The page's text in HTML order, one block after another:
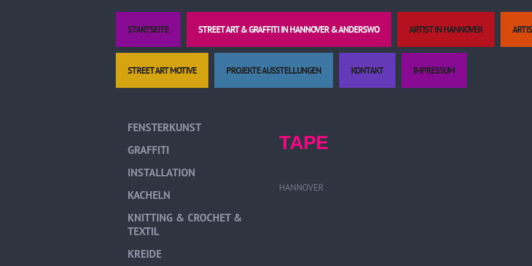
STARTSEITE STREET ART & GRAFFITI IN HANNOVER & ANDERSWO ARTIST IN HANNOVER
STREET ART MOTIVE PROJEKTE AUSSTELLUNGEN KONTAKT IMPRESSUM
FENSTERKUNST
GRAFFITI
INSTALLATION
KACHELN
KNITTING & CROCHET &
TEXTIL
KREIDE
TAPE
HANNOVER